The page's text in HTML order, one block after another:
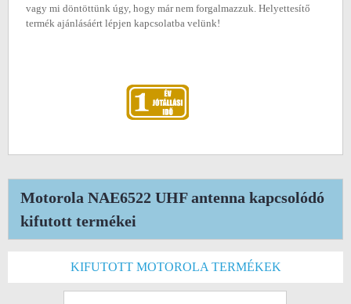
vagy mi döntöttünk úgy, hogy már nem forgalmazzuk. Helyettesítő
termék ajánlásáért lépjen kapcsolatba velünk!
Motorola NAE6522 UHF antenna kapcsolódó
kifutott termékei
KIFUTOTT MOTOROLA TERMÉKEK